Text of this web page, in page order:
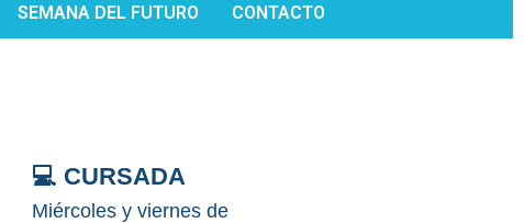
SEMANA DEL FUTURO CONTACTO
💻 CURSADA
Miércoles y viernes de